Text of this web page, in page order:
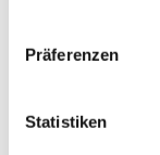
Präferenzen
Statistiken